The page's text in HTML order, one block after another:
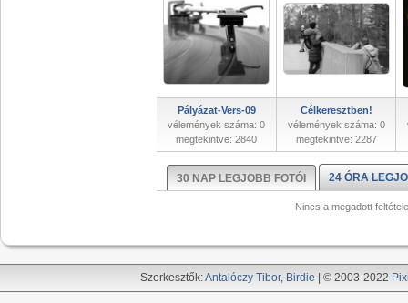
Pályázat-Vers-09
vélemények száma: 0
megtekintve: 2840
Célkeresztben!
vélemények száma: 0
megtekintve: 2287
30 NAP LEGJOBB FOTÓI 24 ÓRA
Nincs a megadott
Szerkesztők:Antalóczy Tibor, Birdie | © 2003-2022